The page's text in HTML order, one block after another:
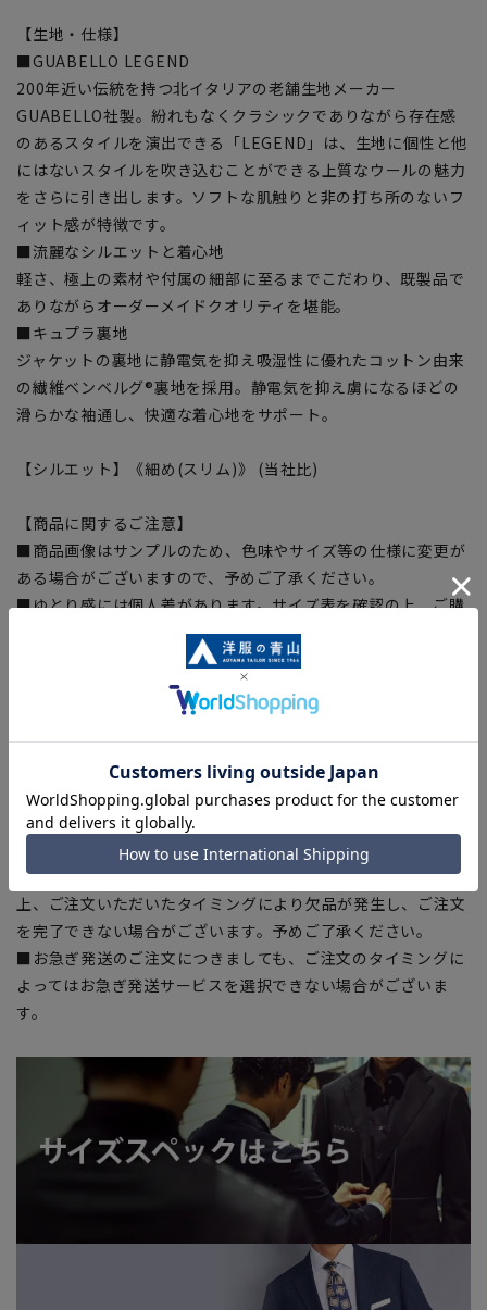
【生地・仕様】
■GUABELLO LEGEND
200年近い伝統を持つ北イタリアの老舗生地メーカー
GUABELLO社製。紛れもなくクラシックでありながら存在感
のあるスタイルを演出できる「LEGEND」は、生地に個性と他
にはないスタイルを吹き込むことができる上質なウールの魅力
をさらに引き出します。ソフトな肌触りと非の打ち所のないフ
ィット感が特徴です。
■流麗なシルエットと着心地
軽さ、極上の素材や付属の細部に至るまでこだわり、既製品で
ありながらオーダーメイドクオリティを堪能。
■キュプラ裏地
ジャケットの裏地に静電気を抑え吸湿性に優れたコットン由来
の繊維ベンベルグ®裏地を採用。静電気を抑え虜になるほどの
滑らかな袖通し、快適な着心地をサポート。
【シルエット】《細め(スリム)》 (当社比)
【商品に関するご注意】
■商品画像はサンプルのため、色味やサイズ等の仕様に変更が
ある場合がございますので、予めご了承ください。
■ゆとり感には個人差があります。サイズ表を確認の上、ご購
入の目安としてご利用ください。
■生地や仕様・デザインにより、着用感や実際のサイズ表に若
干の誤差が生じる場合がございます。予めご了承ください。
■サイズスペックは仕上がりサイズを記載しております。一
部、商品現物におすすめサイズ(ヌードサイズ)を記載している
商品もございます。
■ブラウザやお使いのモニター環境、また撮影時の室内外の光
加減により、実際の商品と掲載画像の色味が異なる場合がござ
■店舗や各モールサイトと商品在庫を共有しております関係
上、ご注文いただいたタイミングにより欠品が発生し、ご注文
を完了できない場合がございます。予めご了承ください。
■お急ぎ発送のご注文につきましても、ご注文のタイミングに
よってはお急ぎ発送サービスを選択できない場合がございま
す。